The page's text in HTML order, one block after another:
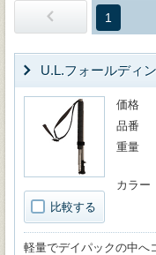
1
U.L.フォールディ
比較する
価格
品番
重量
カラー
軽量でデイパックの中へ